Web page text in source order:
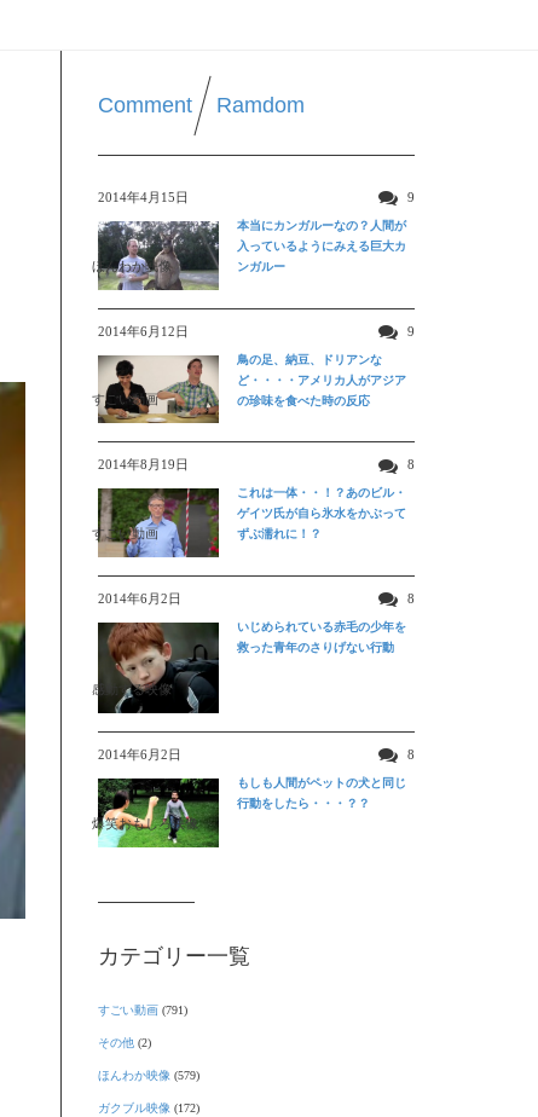
Comment Ramdom
2014年4月15日 9
ほんわか映像
本当にカンガルーなの？人間が
入っているようにみえる巨大カ
ンガルー
2014年6月12日 9
すごい動画
鳥の足、納豆、ドリアンな
ど・・・・アメリカ人がアジア
の珍味を食べた時の反応
2014年8月19日 8
すごい動画
これは一体・・！？あのビル・
ゲイツ氏が自ら氷水をかぶって
ずぶ濡れに！？
2014年6月2日 8
感動する映像
いじめられている赤毛の少年を
救った青年のさりげない行動
2014年6月2日 8
爆笑おもしろ映像
もしも人間がペットの犬と同じ
行動をしたら・・・？？
カテゴリー一覧
すごい動画 (791)
その他 (2)
ほんわか映像 (579)
ガクブル映像 (172)